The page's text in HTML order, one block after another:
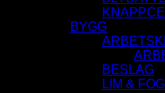
BYGG
BESLAG
LIM & FOG